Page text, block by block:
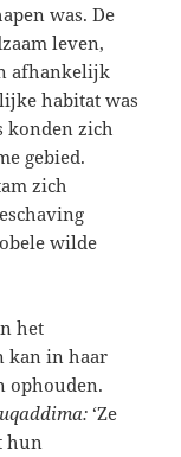
was. De
leven,
afhankelijk
habitat was
konden zich
gebied.
zich
wilde
het
kan in haar
ophouden.
‘Ze
hun